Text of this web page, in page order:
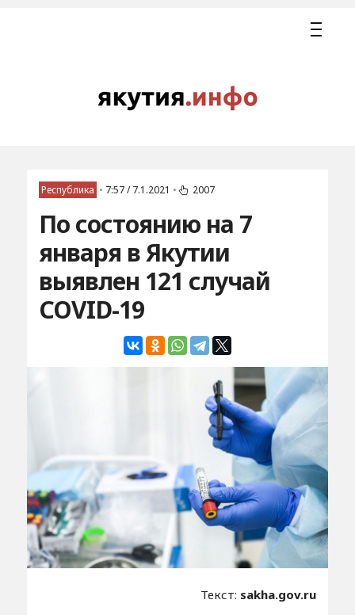
Республика • 7:57 / 7.1.2021 • 2007
По состоянию на 7
января в Якутии
выявлен 121 случай
COVID-19
Текст: sakha.gov.ru